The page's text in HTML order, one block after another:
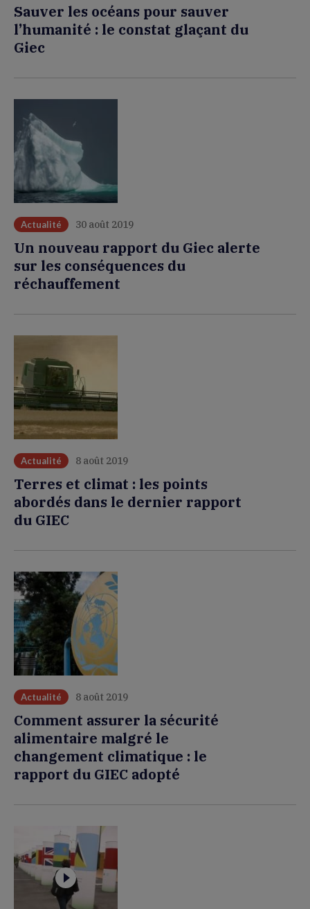
Sauver les océans pour sauver
l’humanité : le constat glaçant du
Giec
Actualité 30 août 2019
Un nouveau rapport du Giec alerte
sur les conséquences du
réchauffement
Actualité 8 août 2019
Terres et climat : les points
abordés dans le dernier rapport
du GIEC
Actualité 8 août 2019
Comment assurer la sécurité
alimentaire malgré le
changement climatique : le
rapport du GIEC adopté